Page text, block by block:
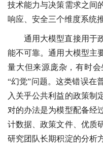
技术能力与决策需求之间
响应、安全三个维度系统
通用大模型直接用于
能不可靠。通用大模型主
量大但来源庞杂，有时
“幻觉”问题。这类错误在
入关乎公共利益的政策制
对的办法是为模型配备经
计数据、政策文件、优质
研究团队长期积淀的分析